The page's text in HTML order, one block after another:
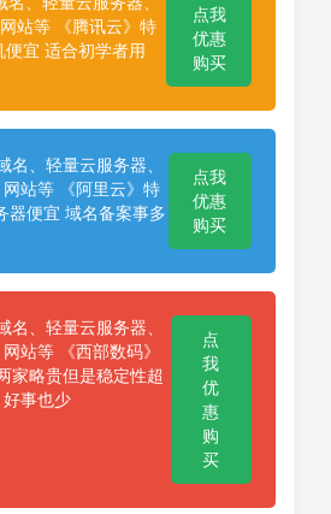
站等 《腾讯云》特
便宜 适合初学者用
点我
优惠
购买
名、轻量云服务器、
站等 《阿里云》特
器便宜 域名备案事多
点我
优惠
购买
名、轻量云服务器、
站等 《西部数码》
家略贵但是稳定性超
好事也少
点
我
优
惠
购
买